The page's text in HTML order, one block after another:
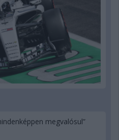
megvalósul”